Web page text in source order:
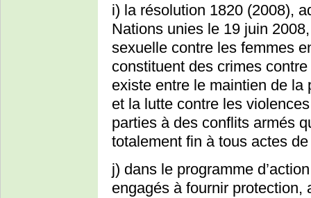
i) la résolution 1820 (2008),
Nations unies le 19 juin
sexuelle contre les femmes
constituent des crimes
existe entre le maintien de
et la lutte contre les
parties à des conflits armés
totalement fin à tous actes
j) dans le programme
engagés à fournir protection,